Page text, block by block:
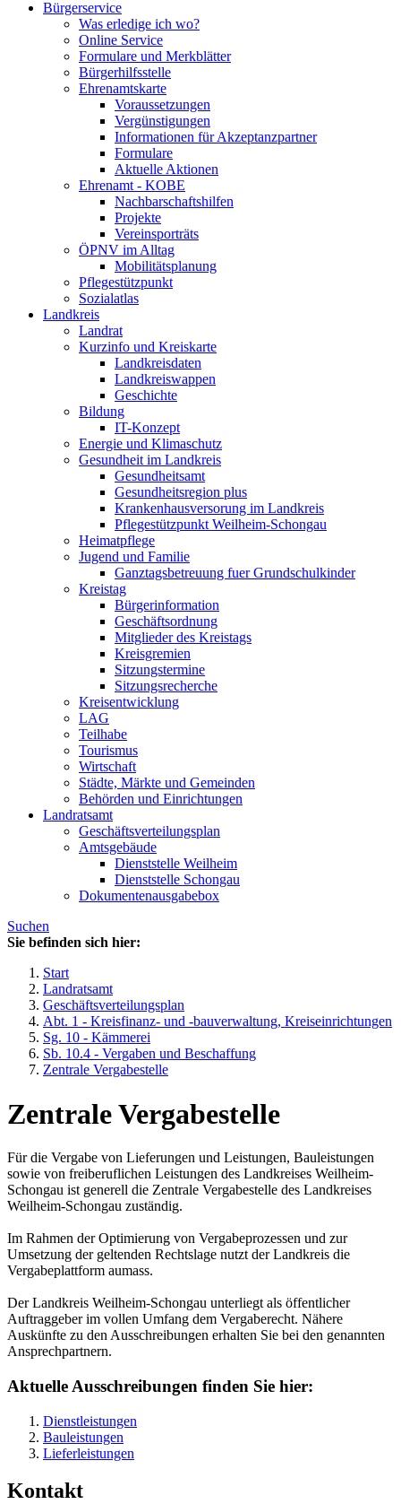
Bürgerservice
Was erledige ich wo?
Online Service
Formulare und Merkblätter
Bürgerhilfsstelle
Ehrenamtskarte
Voraussetzungen
Vergünstigungen
Informationen für Akzeptanzpartner
Formulare
Aktuelle Aktionen
Ehrenamt - KOBE
Nachbarschaftshilfen
Projekte
Vereinsporträts
ÖPNV im Alltag
Mobilitätsplanung
Pflegestützpunkt
Sozialatlas
Landkreis
Landrat
Kurzinfo und Kreiskarte
Landkreisdaten
Landkreiswappen
Geschichte
Bildung
IT-Konzept
Energie und Klimaschutz
Gesundheit im Landkreis
Gesundheitsamt
Gesundheitsregion plus
Krankenhausversorung im Landkreis
Pflegestützpunkt Weilheim-Schongau
Heimatpflege
Jugend und Familie
Ganztagsbetreuung fuer Grundschulkinder
Kreistag
Bürgerinformation
Geschäftsordnung
Mitglieder des Kreistags
Kreisgremien
Sitzungstermine
Sitzungsrecherche
Kreisentwicklung
LAG
Teilhabe
Tourismus
Wirtschaft
Städte, Märkte und Gemeinden
Behörden und Einrichtungen
Landratsamt
Geschäftsverteilungsplan
Amtsgebäude
Dienststelle Weilheim
Dienststelle Schongau
Dokumentenausgabebox
Suchen
Sie befinden sich hier:
Start
Landratsamt
Geschäftsverteilungsplan
Abt. 1 - Kreisfinanz- und -bauverwaltung, Kreiseinrichtungen
Sg. 10 - Kämmerei
Sb. 10.4 - Vergaben und Beschaffung
Zentrale Vergabestelle
Zentrale Vergabestelle
Für die Vergabe von Lieferungen und Leistungen, Bauleistungen
sowie von freiberuflichen Leistungen des Landkreises Weilheim-
Schongau ist generell die Zentrale Vergabestelle des Landkreises
Weilheim-Schongau zuständig.
Im Rahmen der Optimierung von Vergabeprozessen und zur
Umsetzung der geltenden Rechtslage nutzt der Landkreis die
Vergabeplattform aumass.
Der Landkreis Weilheim-Schongau unterliegt als öffentlicher
Auftraggeber im vollen Umfang dem Vergaberecht. Nähere
Auskünfte zu den Ausschreibungen erhalten Sie bei den genannten
Ansprechpartnern.
Aktuelle Ausschreibungen finden Sie hier:
Dienstleistungen
Bauleistungen
Lieferleistungen
Kontakt